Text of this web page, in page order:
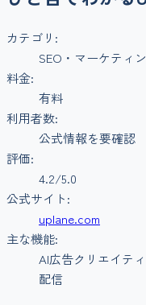
カテゴリ:
SEO・マーケティ
料金:
有料
利用者数:
公式情報を要確認
評価:
4.2/5.0
公式サイト:
uplane.com
主な機能:
AI広告クリエイテ
配信